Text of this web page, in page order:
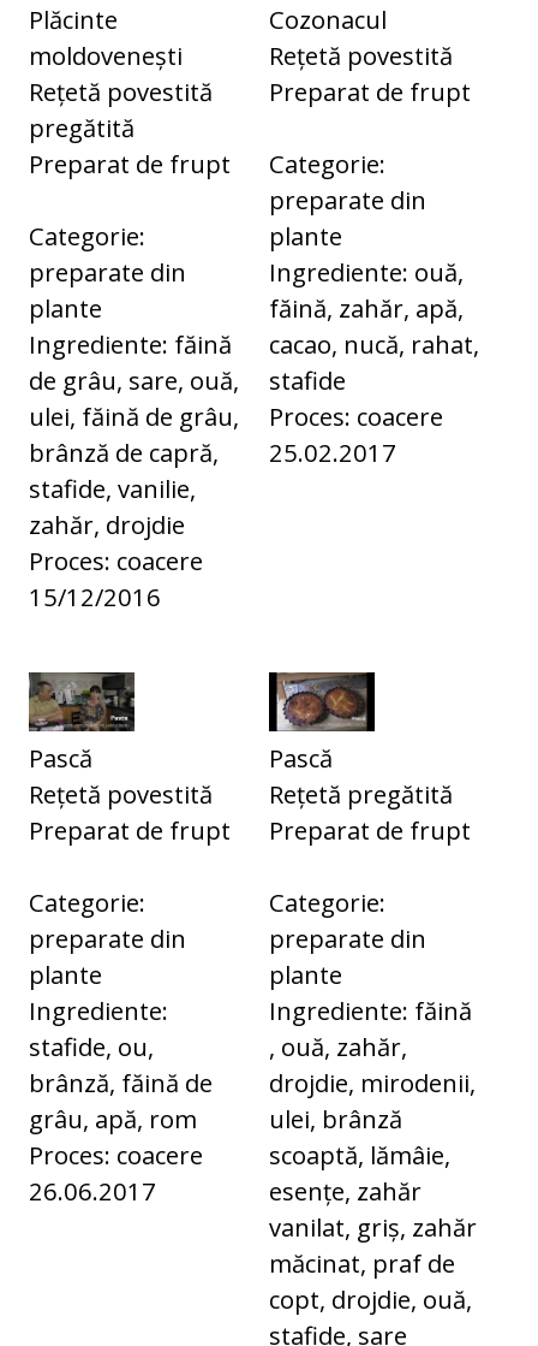
Plăcinte
moldovenești
Rețetă povestită
pregătită
Preparat de frupt
Categorie:
preparate din
plante
Ingrediente: făină
de grâu, sare, ouă,
ulei, făină de grâu,
brânză de capră,
stafide, vanilie,
zahăr, drojdie
Proces: coacere
15/12/2016
Cozonacul
Rețetă povestită
Preparat de frupt
Categorie:
preparate din
plante
Ingrediente: ouă,
făină, zahăr, apă,
cacao, nucă, rahat,
stafide
Proces: coacere
25.02.2017
Pască
Rețetă povestită
Preparat de frupt
Categorie:
preparate din
plante
Ingrediente:
stafide, ou,
brânză, făină de
grâu, apă, rom
Proces: coacere
26.06.2017
Pască
Rețetă pregătită
Preparat de frupt
Categorie:
preparate din
plante
Ingrediente: făină
, ouă, zahăr,
drojdie, mirodenii,
ulei, brânză
scoaptă, lămâie,
esențe, zahăr
vanilat, griș, zahăr
măcinat, praf de
copt, drojdie, ouă,
stafide, sare